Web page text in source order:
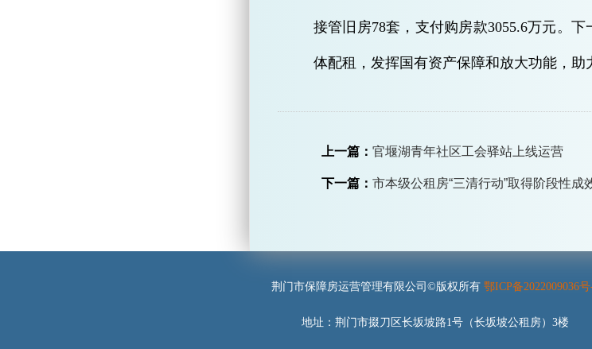
接管旧房78套，支付购房款3055.6万元。
体配租，发挥国有资产保障和放大功能，助
上一篇： 官堰湖青年社区工会驿站上线运营
下一篇： 市本级公租房“三清行动”取得阶段性成
荆门市保障房运营管理有限公司©版权所有 鄂ICP备2022009036号
地址：荆门市掇刀区长坂坡路1号（长坂坡公租房）3楼